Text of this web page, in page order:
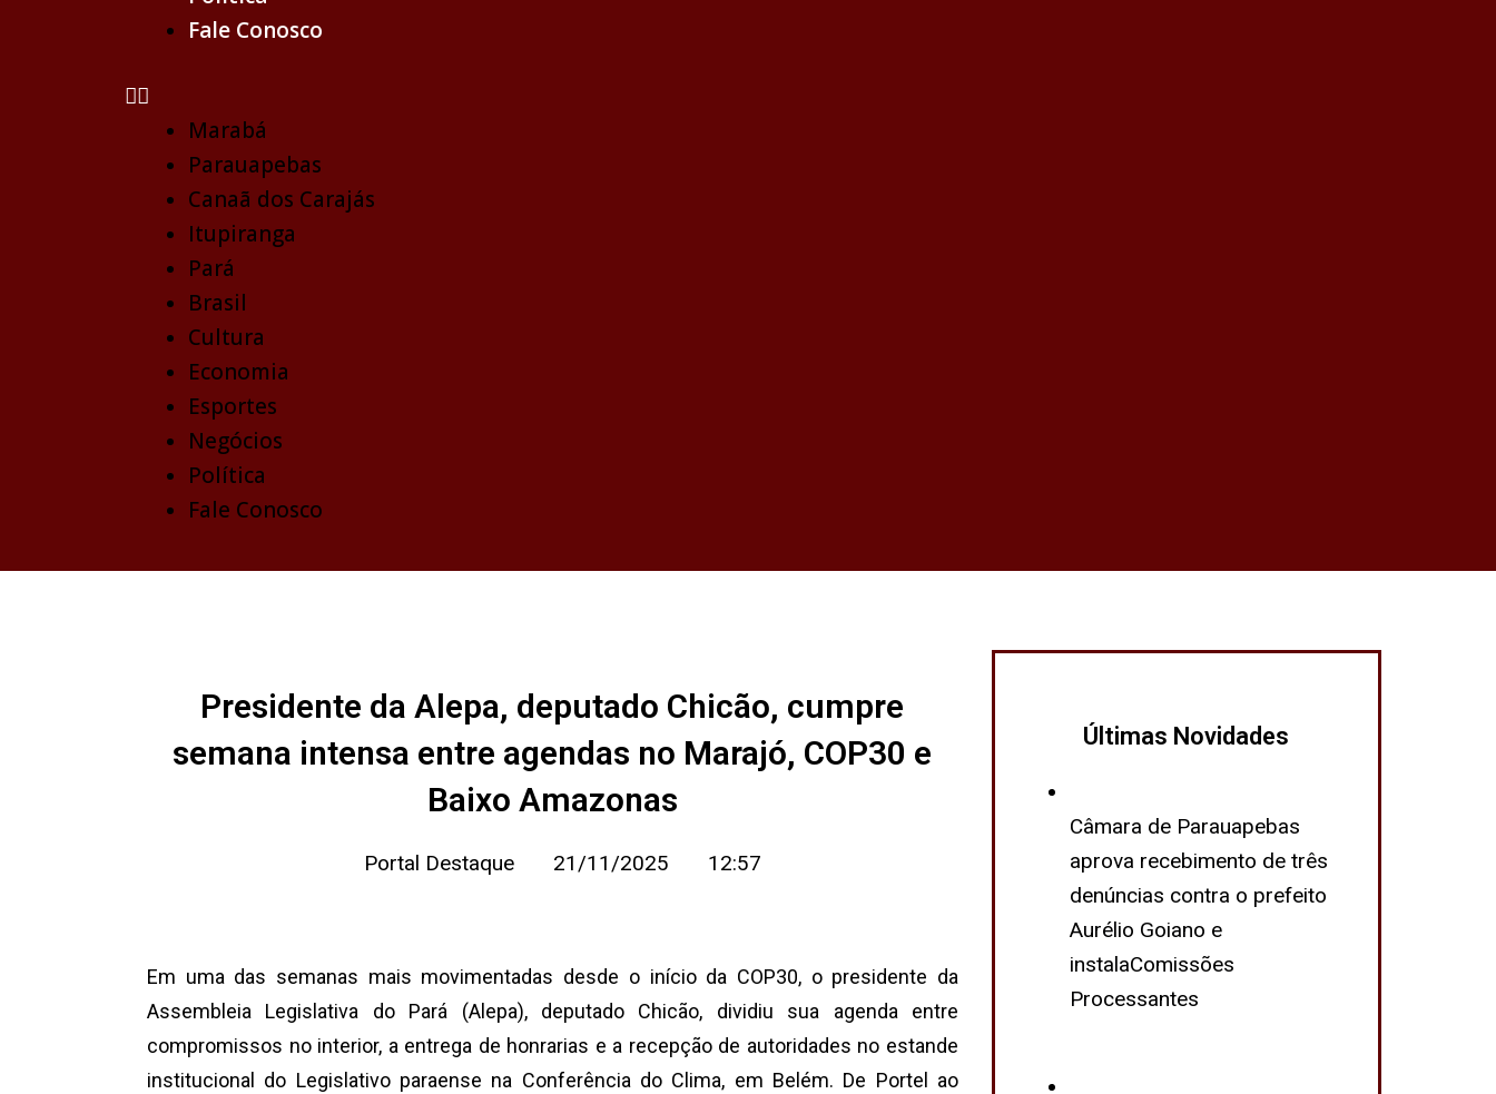
Fale Conosco
Marabá
Parauapebas
Canaã dos Carajás
Itupiranga
Pará
Brasil
Cultura
Economia
Esportes
Negócios
Política
Fale Conosco
Presidente da Alepa, deputado Chicão, cumpre
semana intensa entre agendas no Marajó, COP30 e
Baixo Amazonas
Portal Destaque 21/11/2025 12:57
Em uma das semanas mais movimentadas desde o início da COP30, o presidente da
Assembleia Legislativa do Pará (Alepa), deputado Chicão, dividiu sua agenda entre
compromissos no interior, a entrega de honrarias e a recepção de autoridades no estande
institucional do Legislativo paraense na Conferência do Clima, em Belém. De Portel ao
Últimas Novidades
Câmara de Parauapebas
aprova recebimento de três
denúncias contra o prefeito
Aurélio Goiano e
instalaComissões
Processantes